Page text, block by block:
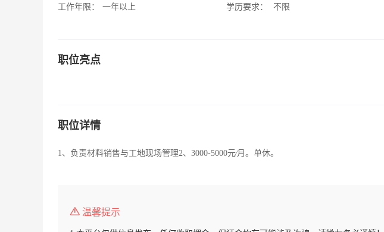
工作年限：
一年以上
学历要求：
不限
职位亮点
职位详情
1、负责材料销售与工地现场管理2、3000-5000元∕月。单休。
温馨提示